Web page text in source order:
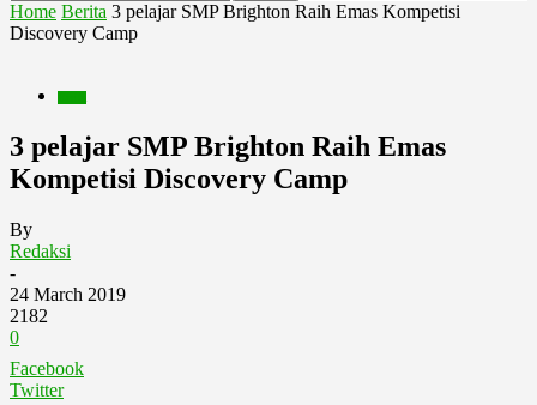
Home Berita 3 pelajar SMP Brighton Raih Emas Kompetisi
Discovery Camp
3 pelajar SMP Brighton Raih Emas
Kompetisi Discovery Camp
By
Redaksi
-
24 March 2019
2182
0
Facebook
Twitter